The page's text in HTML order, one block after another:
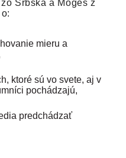
Srbska a Moges z
mieru a
ktoré sú vo svete, aj v
pochádzajú,
predchádzať